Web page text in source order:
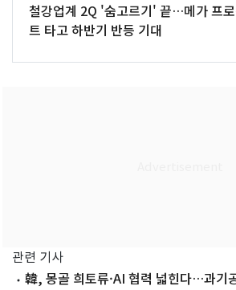
철강업계 2Q '숨고르기' 끝…메가 프
트 타고 하반기 반등 기대
관련 기사
韓, 몽골 희토류·AI 협력 넓힌다…과기